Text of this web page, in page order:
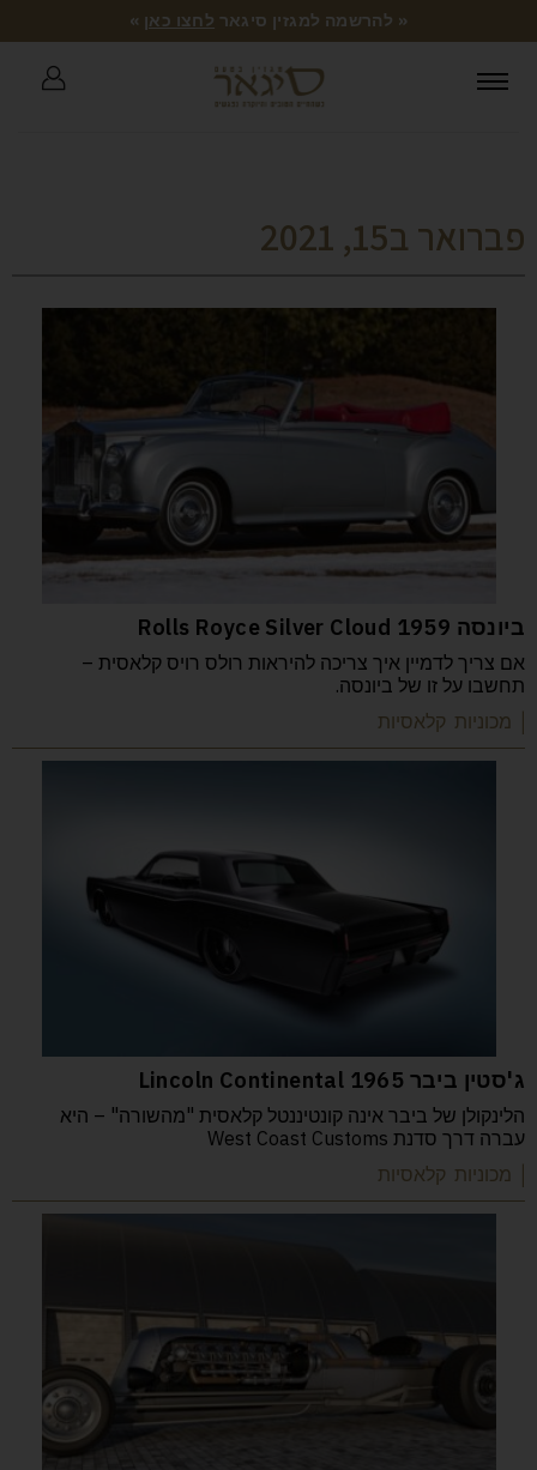
« להרשמה למגזין סיגאר לחצו כאן »
פברואר ב15, 2021
ביונסה Rolls Royce Silver Cloud 1959
אם צריך לדמיין איך צריכה להיראות רולס רויס קלאסית –
תחשבו על זו של ביונסה.
| מכוניות קלאסיות
ג'סטין ביבר Lincoln Continental 1965
הלינקולן של ביבר אינה קונטיננטל קלאסית "מהשורה" – היא
עברה דרך סדנת West Coast Customs
| מכוניות קלאסיות